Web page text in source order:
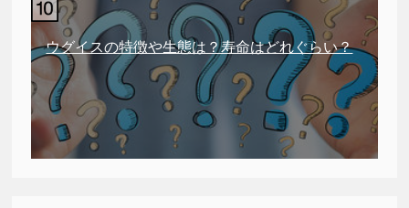
ウグイスの特徴や生態は？寿命はどれぐらい？